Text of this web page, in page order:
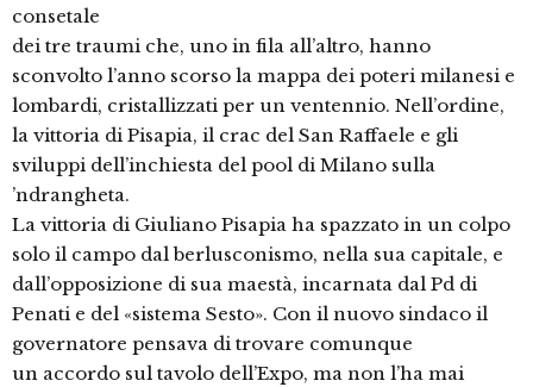
consetale
dei tre traumi che, uno in fila all’altro, hanno
sconvolto l’anno scorso la mappa dei poteri milanesi e
lombardi, cristallizzati per un ventennio. Nell’ordine,
la vittoria di Pisapia, il crac del San Raffaele e gli
sviluppi dell’inchiesta del pool di Milano sulla
’ndrangheta.
La vittoria di Giuliano Pisapia ha spazzato in un colpo
solo il campo dal berlusconismo, nella sua capitale, e
dall’opposizione di sua maestà, incarnata dal Pd di
Penati e del «sistema Sesto». Con il nuovo sindaco il
governatore pensava di trovare comunque
un accordo sul tavolo dell’Expo, ma non l’ha mai